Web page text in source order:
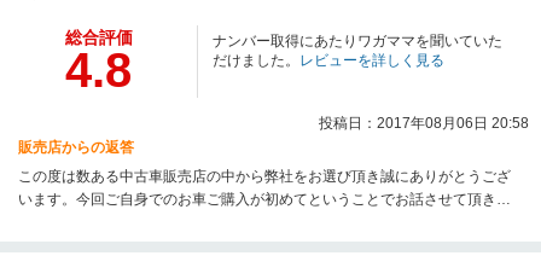
総合評価
4.8
ナンバー取得にあたりワガママを聞いていた
だけました。 レビューを詳しく見る
投稿日：2017年08月06日 20:58
販売店からの返答
この度は数ある中古車販売店の中から弊社をお選び頂き誠にありがとうござ
います。今回ご自身でのお車ご購入が初めてということでお話させて頂きま
れからのカーライフを全面的にサポートする準備は整っておりますのでお気